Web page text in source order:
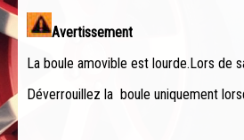
Avertissement
La boule amovible est lourde.Lors de
Déverrouillez la boule uniquement